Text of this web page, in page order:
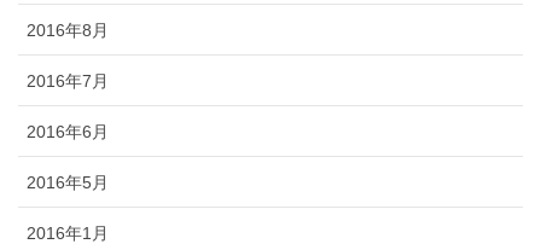
2016年8月
2016年7月
2016年6月
2016年5月
2016年1月